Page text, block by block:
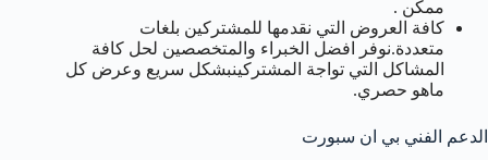
ممكن .
كافة العروض التي نقدمها للمشتركين بلغات
متعددة.نوفر افضل الخبراء والمتخصصين لحل كافة
المشاكل التي تواجة المشتركينبشكل سريع وعرض كل
ماهو حصري.
الدعم الفني بي ان سبورت